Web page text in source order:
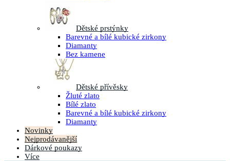
Dětské prstýnky
Barevné a bílé kubické zirkony
Diamanty
Bez kamene
Dětské přívěsky
Žluté zlato
Bílé zlato
Barevné a bílé kubické zirkony
Diamanty
Novinky
Nejprodávanější
Dárkové poukazy
Více